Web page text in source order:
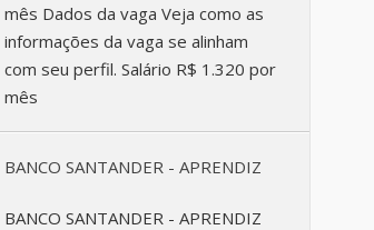
mês Dados da vaga Veja como as
informações da vaga se alinham
com seu perfil. Salário R$ 1.320 por
mês
BANCO SANTANDER - APRENDIZ
BANCO SANTANDER - APRENDIZ